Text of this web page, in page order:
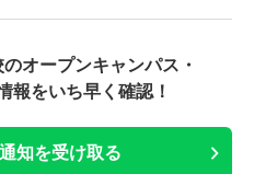
のオープンキャンパス・
報をいち早く確認！
知を受け取る